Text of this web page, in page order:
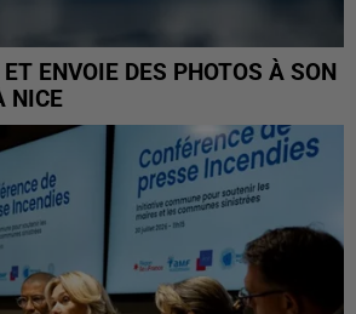
ET ENVOIE DES PHOTOS À SON
NICE